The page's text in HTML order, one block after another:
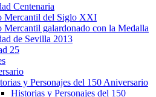
Centenaria
Mercantil del Siglo XXI
Mercantil galardonado con la Medalla
de Sevilla 2013
25
y Personajes del 150 Aniversario
Historias y Personajes del 150